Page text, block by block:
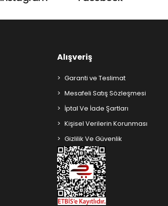
Alışveriş
Garanti ve Teslimat
Mesafeli Satış Sözleşmesi
İptal Ve İade Şartları
Kişisel Verilerin Korunması
Gizlilik Ve Güvenlik